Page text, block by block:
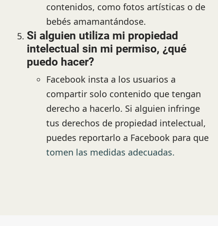
contenidos, como fotos artísticas o de
bebés amamantándose.
Si alguien utiliza mi propiedad
intelectual sin mi permiso, ¿qué
puedo hacer?
Facebook insta a los usuarios a
compartir solo contenido que tengan
derecho a hacerlo. Si alguien infringe
tus derechos de propiedad intelectual,
puedes reportarlo a Facebook para que
tomen las medidas adecuadas.